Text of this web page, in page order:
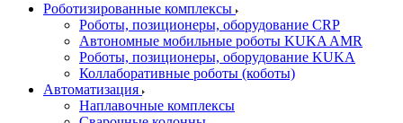
Роботизированные комплексы
Роботы, позиционеры, оборудование CRP
Автономные мобильные роботы KUKA AMR
Роботы, позиционеры, оборудование KUKA
Коллаборативные роботы (коботы)
Автоматизация
Наплавочные комплексы